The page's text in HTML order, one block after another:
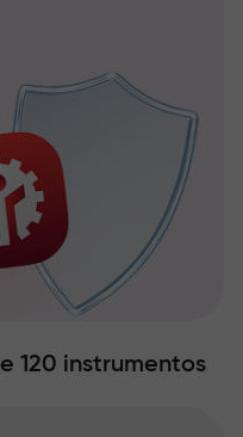
120 instrumentos